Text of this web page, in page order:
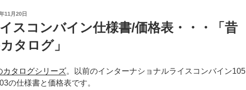
11月20日
スコンバイン仕様書/価格表・・・「昔
タログ」
カタログシリーズ。以前のインターナショナルライスコンバイン105
の仕様書と価格表です。